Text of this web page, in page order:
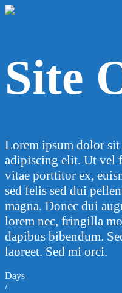
Site
Lorem ipsum dolor sit
adipiscing elit. Ut vel
vitae porttitor ex,
sed felis sed dui
magna. Donec dui
lorem nec, fringilla
dapibus bibendum.
laoreet. Sed mi orci.
Days
/